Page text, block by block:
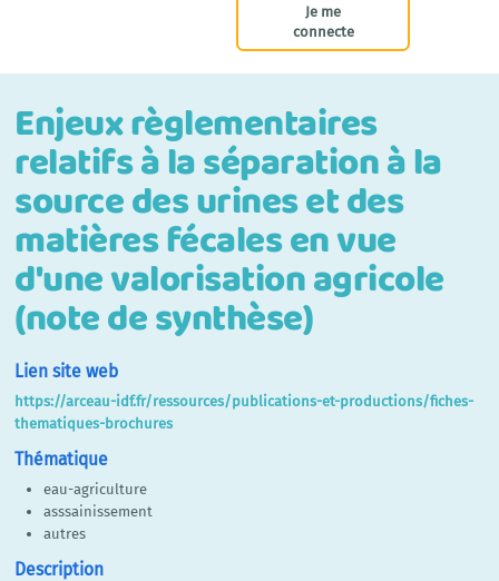
Je me
connecte
Enjeux règlementaires
relatifs à la séparation à la
source des urines et des
matières fécales en vue
d'une valorisation agricole
(note de synthèse)
Lien site web
https://arceau-idf.fr/ressources/publications-et-productions/fiches-
thematiques-brochures
Thématique
eau-agriculture
asssainissement
autres
Description